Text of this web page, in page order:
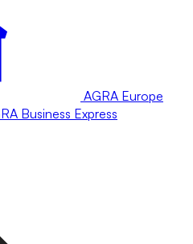
AGRA Europe
Business Express